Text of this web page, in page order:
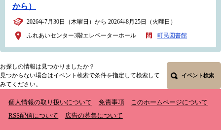
から）
2026年7月30日（木曜日）から 2026年8月25日（火曜日）
ふれあいセンター3階エレベーターホール
町民図書館
お探しの情報は見つかりましたか？
見つからない場合はイベント検索で条件を指定して検索して
みてください。
イベント検索
個人情報の取り扱いについて 免責事項
このホームページについて
RSS配信について
広告の募集について